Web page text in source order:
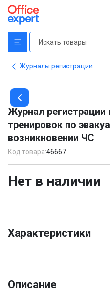
Журналы регистрации
Item
1
of
1
Журнал регистрации
тренировок по
возникновении ЧС
Код товара:46667
Нет в наличии
Характеристики
Описание